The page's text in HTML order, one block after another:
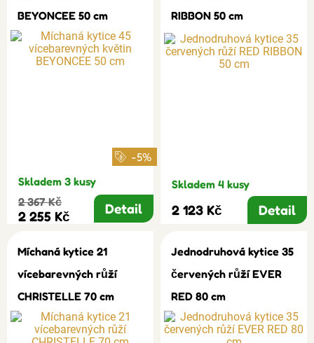
BEYONCEE 50 cm
-5%
Skladem 3 kusy
2 367 Kč
2 255 Kč Detail
RIBBON 50 cm
Skladem 4 kusy
2 123 Kč Detail
Míchaná kytice 21
vícebarevných růží
CHRISTELLE 70 cm
Jednodruhová kytice 35
červených růží EVER
RED 80 cm